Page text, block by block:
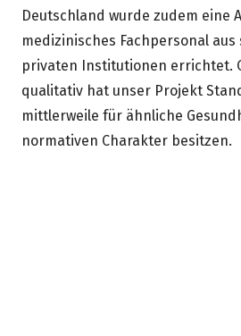
Deutschland wurde zudem eine
medizinisches Fachpersonal
privaten Institutionen errichtet.
qualitativ hat unser Projekt
mittlerweile für ähnliche
normativen Charakter besitzen.